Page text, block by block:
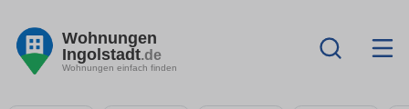
Wohnungen
Ingolstadt.de
Wohnungen einfach finden